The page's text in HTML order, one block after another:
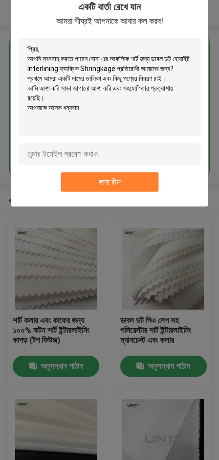
একটি বার্তা রেখে যান
আমরা শীঘ্রই আপনাকে আবার কল করব!
জমা দিন
আরো দেখুন
বোনা এর আকস্মিক শার্ট জন্য ডাবল ডট হোয়াইট
Interlining ফ্যাব্রিক Shringkage
চালিয়ে
প্রস্তাবিত পণ্য
শার্ট কলার এবং কাফের জন্য
১০০% কটন শার্ট ইন্টারলাইনিং
কাপড় (টপ ফিউজ)
অনুসন্ধান পাঠান
ডাবল ডট পিএ লেপ সহ
পলিয়েস্টার শার্ট ইন্টারলাইনিং
ম্যানচেস্ট এবং কলার
অনুসন্ধান পাঠান